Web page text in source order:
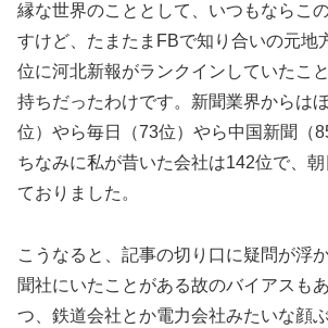
縁な世界のこととして、いつもならこ
すけど、たまたまFBで知り合いの元地
位に河北新報がランクインしていたこ
持ちだったわけです。新聞業界からは
位）やら毎日（73位）やら中国新聞（
ちなみに私が昔いた会社は142位で、
ておりました。
こうなると、記事の切り口に疑問が浮
聞社にいたことがある故のバイアスも
つ、鉄道会社とか電力会社みたいな顔